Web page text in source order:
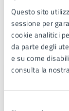
Questo sito
sessione per
cookie analitici
da parte degli
e su come
consulta la
Contatti